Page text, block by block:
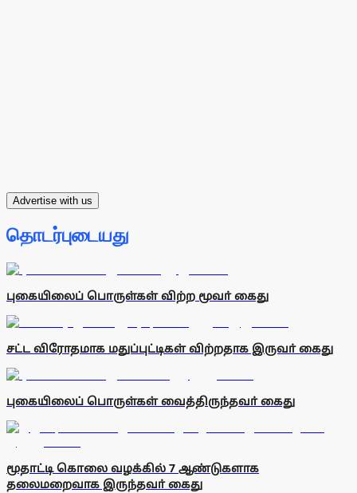
Advertise with us
தொடர்புடையது
புகையிலைப் பொருள்கள் விற்ற மூவா் கைது
சட்ட விரோதமாக மதுப்புட்டிகள் விற்றதாக இருவா் கைது
புகையிலைப் பொருள்கள் வைத்திருந்தவா் கைது
மூதாட்டி கொலை வழக்கில் 7 ஆண்டுகளாக
தலைமறைவாக இருந்தவா் கைது